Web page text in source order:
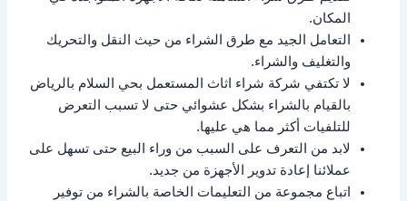
المكان.
التعامل الجيد مع طرق الشراء من حيث النقل والتحريك
والتغليف والشراء.
لا تكتفي شركة شراء اثاث المستعمل بحي السلام بالرياض
بالقيام بالشراء بشكل عشوائي حتى لا تسبب التعرض
للتلفيات أكثر مما هي عليها.
لابد من التعرف على السبب من وراء البيع حتى تسهل على
عملائنا إعادة تدوير الأجهزة من جديد.
اتباع مجموعة من التعليمات الخاصة بالشراء من توفير